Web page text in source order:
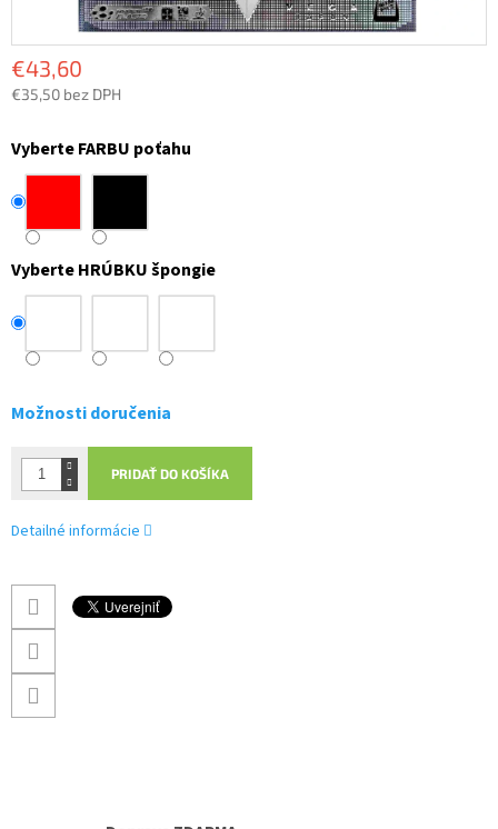
€43,60
€35,50 bez DPH
cena:
Vyberte FARBU poťahu
Vyberte HRÚBKU špongie
Možnosti doručenia
PRIDAŤ DO KOŠÍKA
Detailné informácie